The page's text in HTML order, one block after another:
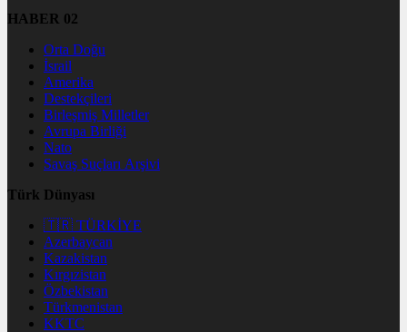
HABER 02
Orta Doğu
İsrail
Amerika
Destekçileri
Birleşmiş Milletler
Avrupa Birliği
Nato
Savaş Suçları Arşivi
Türk Dünyası
🇹🇷 TÜRKİYE
Azerbaycan
Kazakistan
Kırgızistan
Özbekistan
Türkmenistan
KKTC